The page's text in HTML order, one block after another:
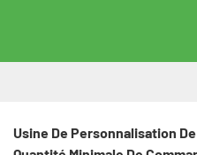
Usine De Personnalisation